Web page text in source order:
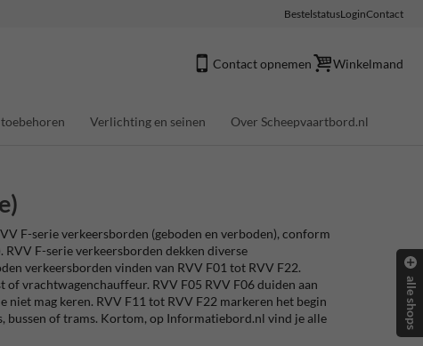
BestelstatusLoginContact
Contact opnemen Winkelmand
Verlichting en seinen Over Scheepvaartbord.nl
F-serie verkeersborden (geboden en verboden), conform
RVV F-serie verkeersborden dekken diverse
verkeersborden vinden van RVV F01 tot RVV F22.
vrachtwagenchauffeur. RVV F05 RVV F06 duiden aan
niet mag keren. RVV F11 tot RVV F22 markeren het begin
bussen of trams. Kortom, op Informatiebord.nl vind je alle
alle shops